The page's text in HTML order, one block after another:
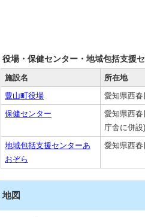
役場・保健センター・地域包括支援
施設名 所在地
豊山町役場
愛知県西
保健センター
愛知県西
庁舎に併設)
地域包括支援センターあ
おぞら
愛知県西
地図